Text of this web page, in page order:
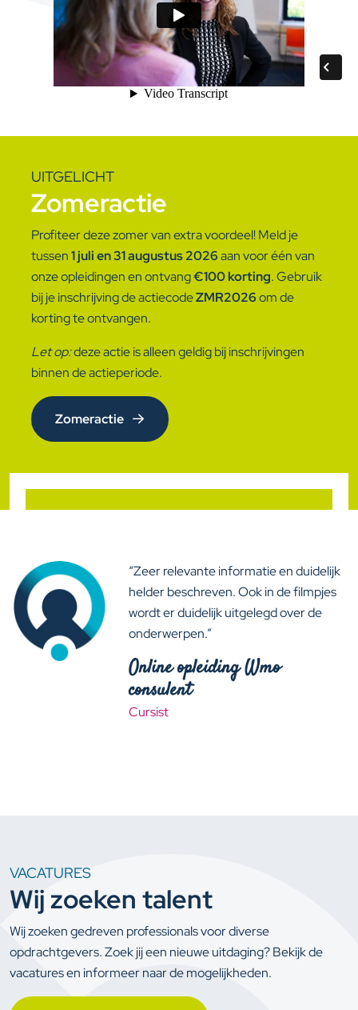
UITGELICHT
Zomeractie
Profiteer deze zomer van extra voordeel! Meld je
tussen1 juli en 31 augustus 2026aan voor één van
onze opleidingen en ontvang€100 korting. Gebruik
bij je inschrijving de actiecodeZMR2026om de
korting te ontvangen.
Let op:deze actie is alleen geldig bij inschrijvingen
binnen de actieperiode.
Zomeractie
“Zeer relevante informatie en duidelijk
helder beschreven. Ook in de filmpjes
wordt er duidelijk uitgelegd over de
onderwerpen.”
Online opleiding Wmo
consulent
Cursist
VACATURES
Wij zoeken talent
Wij zoeken gedreven professionals voor diverse
opdrachtgevers. Zoek jij een nieuwe uitdaging? Bekijk de
vacatures en informeer naar de mogelijkheden.